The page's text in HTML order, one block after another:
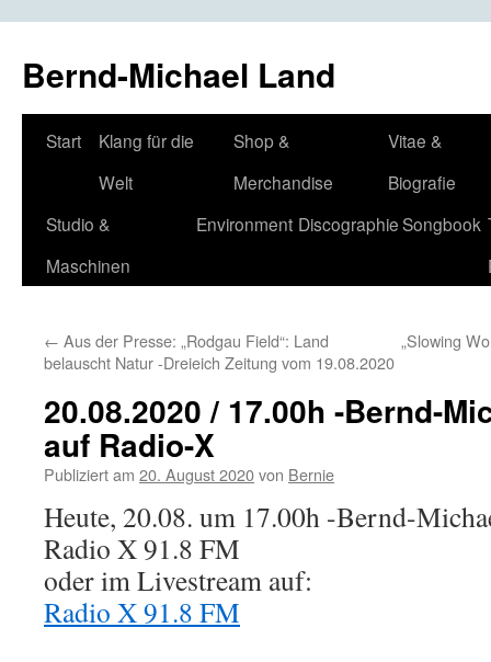
Bernd-Michael Land
Zum
springen
Start
Klang für die
Welt
Shop &
Merchandise
Vitae &
Biografie
Studio &
Maschinen
Environment DiscographieSongbook
← Aus der Presse: „Rodgau Field“: Land
belauscht Natur -Dreieich Zeitung vom 19.08.2020
„Slowing
20.08.2020 / 17.00h -Bernd-
auf Radio-X
Publiziert am 20. August 2020von Bernie
Heute, 20.08. um 17.00h -Bernd-
Radio X 91.8 FM
oder im Livestream auf:
Radio X 91.8 FM